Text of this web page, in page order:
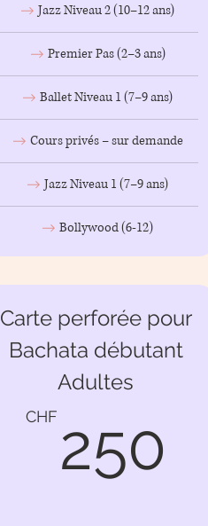
Jazz Niveau 2 (10–12 ans)
Premier Pas (2–3 ans)
Ballet Niveau 1 (7–9 ans)
Cours privés – sur demande
Jazz Niveau 1 (7–9 ans)
Bollywood (6-12)
Carte perforée pour
Bachata débutant
Adultes
CHF 250